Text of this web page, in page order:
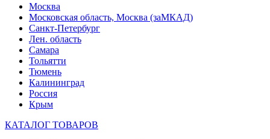
Москва
Московская область, Москва (заМКАД)
Санкт-Петербург
Лен. область
Самара
Тольятти
Тюмень
Калининград
Россия
Крым
КАТАЛОГ ТОВАРОВ